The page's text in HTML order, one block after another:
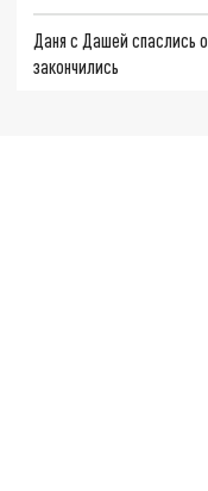
Даня с Дашей спаслись
закончились